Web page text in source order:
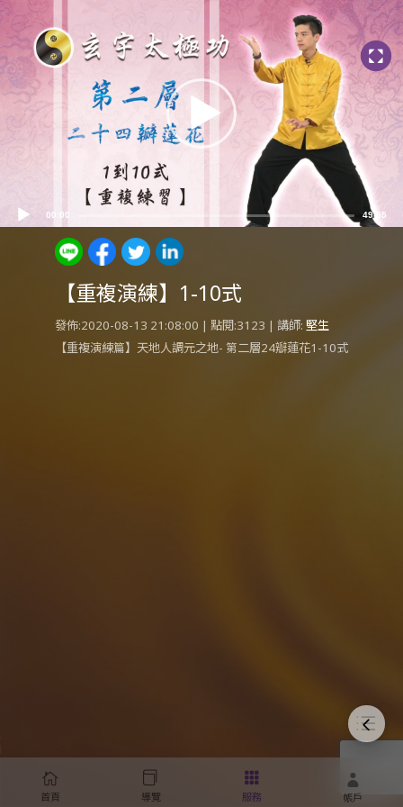
Video
Player
00:00 49:55
【重複演練】1-10式
發佈:2020-08-13 21:08:00 | 點閱:3123 | 講師: 堅生
【重複演練篇】天地人調元之地- 第二層24瓣蓮花1-10式
首頁 導覽 服務 帳戶